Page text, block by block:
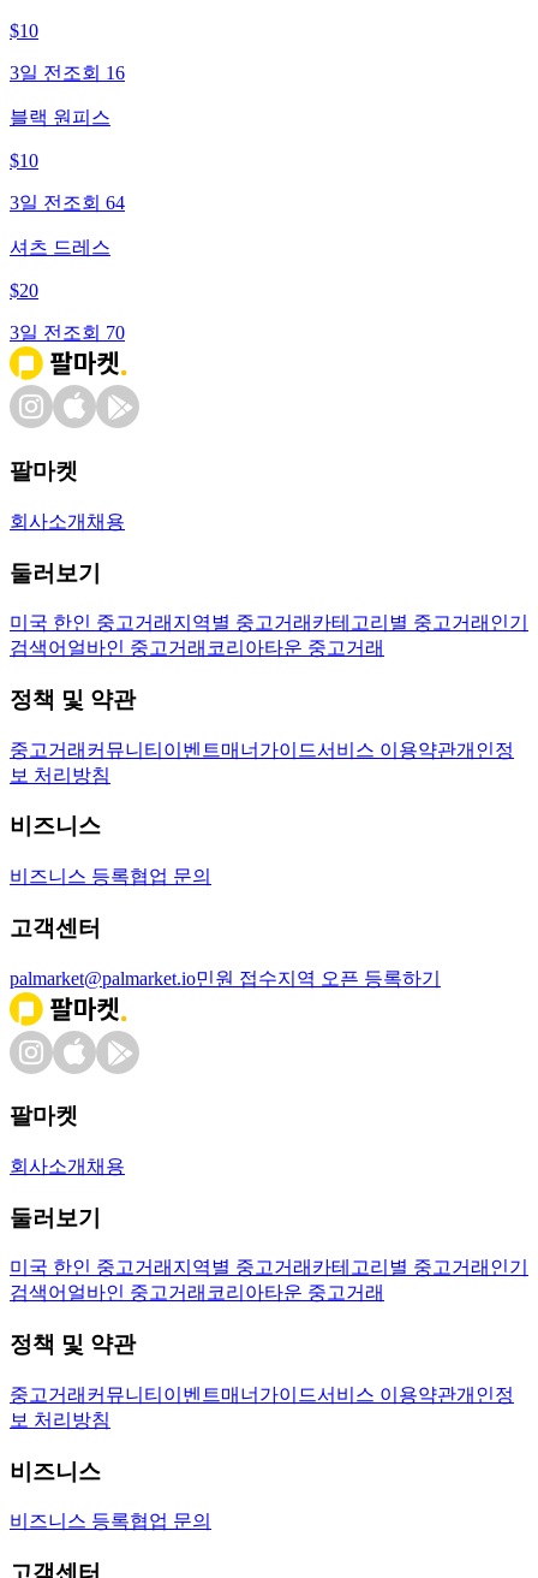
$10
3일 전 조회 16
블랙 원피스
$10
3일 전 조회 64
셔츠 드레스
$20
3일 전 조회 70
팔마켓
회사소개 채용
둘러보기
미국 한인 중고거래 지역별 중고거래 카테고리별 중고거래 인기
검색어 얼바인 중고거래 코리아타운 중고거래
정책 및 약관
중고거래 커뮤니티 이벤트매너가이드서비스 이용약관개인정
보 처리방침
비즈니스
비즈니스 등록협업 문의
고객센터
palmarket@palmarket.io민원 접수지역 오픈 등록하기
팔마켓
회사소개 채용
둘러보기
미국 한인 중고거래 지역별 중고거래 카테고리별 중고거래 인기
검색어 얼바인 중고거래 코리아타운 중고거래
정책 및 약관
중고거래 커뮤니티 이벤트매너가이드서비스 이용약관개인정
보 처리방침
비즈니스
비즈니스 등록협업 문의
고객센터